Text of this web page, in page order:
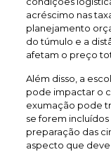
acréscimo nas
planejamento
do túmulo e a
afetam o preço
Além disso, a
pode impactar o
exumação pode
se forem
preparação das
aspecto que